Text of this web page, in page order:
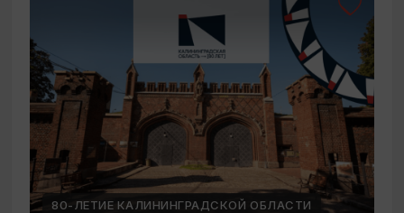
80-ЛЕТИЕ КАЛИНИНГРАДСКОЙ ОБЛАСТИ